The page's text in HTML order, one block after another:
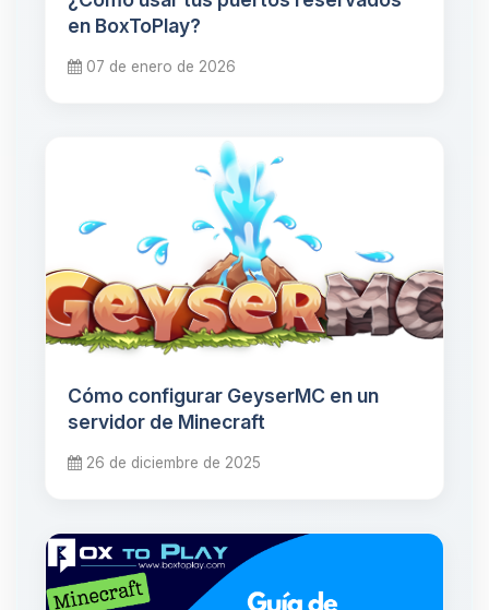
en BoxToPlay?
07 de enero de 2026
Cómo configurar GeyserMC en un
servidor de Minecraft
26 de diciembre de 2025